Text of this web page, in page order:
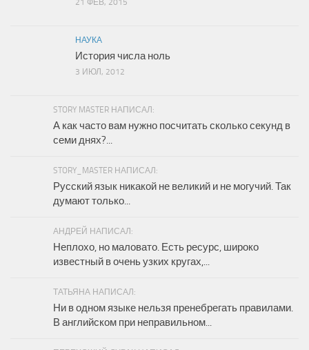
21 ФЕВ, 2015
НАУКА
История числа ноль
3 ИЮЛ, 2012
STORY MASTER НАПИСАЛ:
А как часто вам нужно посчитать сколько секунд в
семи днях?...
STORY_MASTER НАПИСАЛ:
Русский язык никакой не великий и не могучий. Так
думают только...
АНДРЕЙ НАПИСАЛ:
Неплохо, но маловато. Есть ресурс, широко
известный в очень узких кругах,...
ТАТЬЯНА НАПИСАЛ:
Ни в одном языке нельзя пренебрегать правилами.
В английском при неправильном...